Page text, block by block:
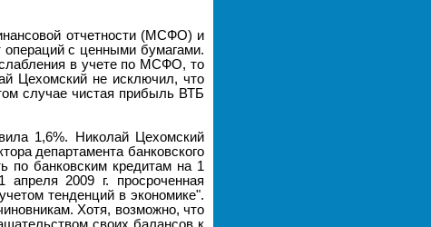
отчетности (МСФО) и
операций с ценными бумагами.
в учете по МСФО, то
Цехомский не исключил, что
случае чистая прибыль ВТБ
1,6%. Николай Цехомский
департамента банковского
по банковским кредитам на 1
2009 г. просроченная
тенденций в экономике".
Хотя, возможно, что